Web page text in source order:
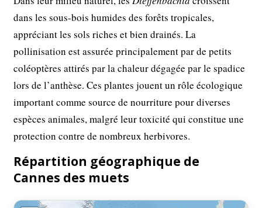
dans les sous-bois humides des forêts tropicales,
appréciant les sols riches et bien drainés. La
pollinisation est assurée principalement par de petits
coléoptères attirés par la chaleur dégagée par le spadice
lors de l’anthèse. Ces plantes jouent un rôle écologique
important comme source de nourriture pour diverses
espèces animales, malgré leur toxicité qui constitue une
protection contre de nombreux herbivores.
Répartition géographique de
Cannes des muets